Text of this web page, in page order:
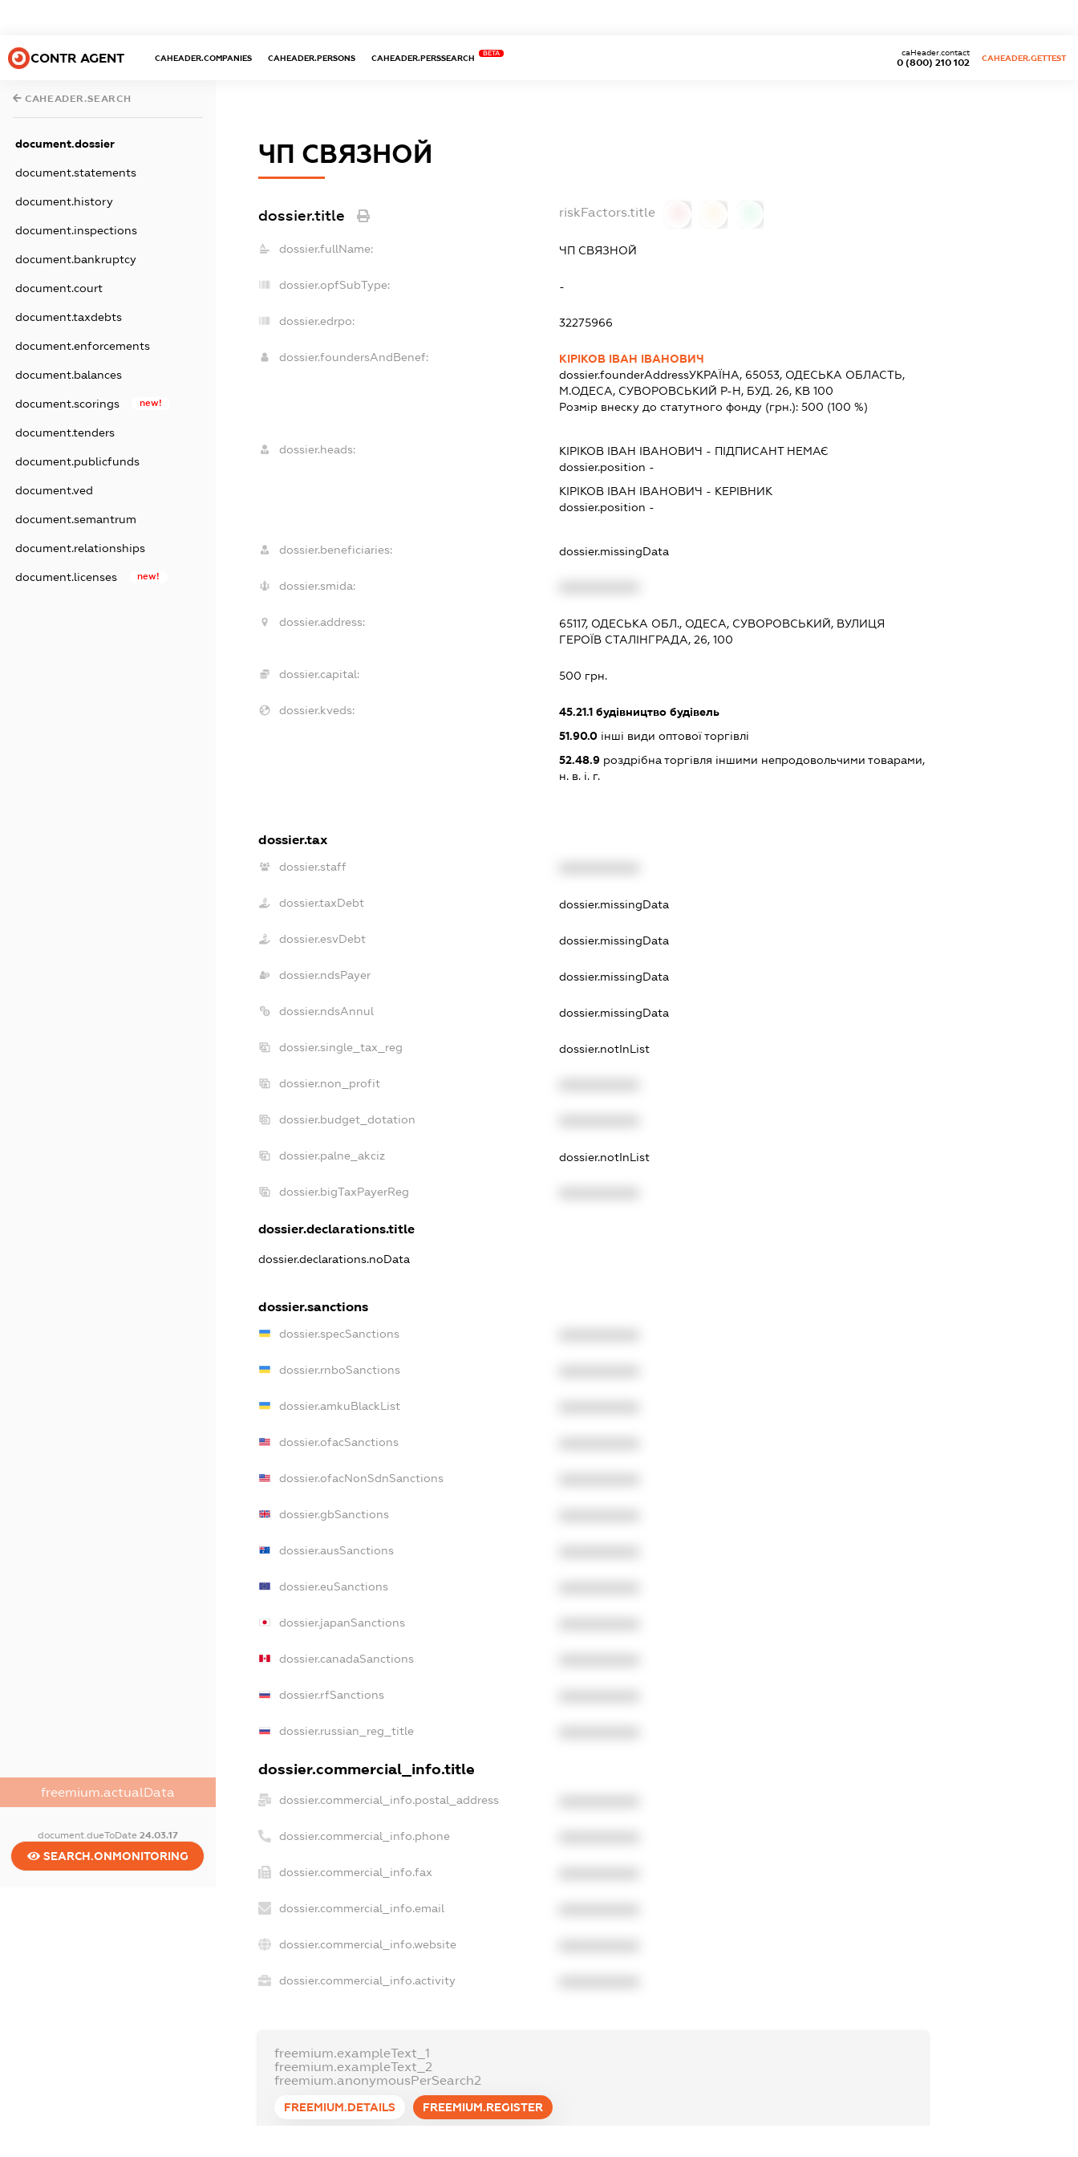
CONTR AGENT CAHEADER.COMPANIES CAHEADER.PERSONS CAHEADER.PERSSEARCH
BETA
0 (800) 210 102
caHeader.contact
CAHEADER.GETTEST
CAHEADER.SEARCH
document.dossier
document.statements
document.history
document.inspections
document.bankruptcy
document.court
document.taxdebts
document.enforcements
document.balances
document.scorings new!
document.tenders
document.publicfunds
document.ved
document.semantrum
document.relationships
document.licenses new!
freemium.actualData
document.dueToDate 24.03.17
SEARCH.ONMONITORING
ЧП СВЯЗНОЙ
dossier.title riskFactors.title
dossier.fullName: ЧП СВЯЗНОЙ
dossier.opfSubType: -
dossier.edrpo: 32275966
dossier.foundersAndBenef:
КІРІКОВ ІВАН ІВАНОВИЧ
dossier.founderAddressУКРАЇНА, 65053, ОДЕСЬКА ОБЛАСТЬ,
М.ОДЕСА, СУВОРОВСЬКИЙ Р-Н, БУД. 26, КВ 100
Розмір внеску до статутного фонду (грн.):500 (100 %)
dossier.heads: КІРІКОВ ІВАН ІВАНОВИЧ - ПІДПИСАНТНЕМАЄ
dossier.position -
КІРІКОВ ІВАН ІВАНОВИЧ - КЕРІВНИК
dossier.position -
dossier.beneficiaries: dossier.missingData
dossier.smida:
dossier.address:
65117, ОДЕСЬКА ОБЛ., ОДЕСА, СУВОРОВСЬКИЙ, ВУЛИЦЯ
ГЕРОЇВ СТАЛІНГРАДА, 26, 100
dossier.capital: 500 грн.
dossier.kveds: 45.21.1 будівництво будівель
51.90.0 інші види оптової торгівлі
52.48.9 роздрібна торгівля іншими непродовольчими товарами,
н. в. і. г.
dossier.tax
dossier.staff
dossier.taxDebt dossier.missingData
dossier.esvDebt dossier.missingData
dossier.ndsPayer dossier.missingData
dossier.ndsAnnul dossier.missingData
dossier.single_tax_reg dossier.notInList
dossier.non_profit
dossier.budget_dotation
dossier.palne_akciz dossier.notInList
dossier.bigTaxPayerReg
dossier.declarations.title
dossier.declarations.noData
dossier.sanctions
dossier.specSanctions
dossier.rnboSanctions
dossier.amkuBlackList
dossier.ofacSanctions
dossier.ofacNonSdnSanctions
dossier.gbSanctions
dossier.ausSanctions
dossier.euSanctions
dossier.japanSanctions
dossier.canadaSanctions
dossier.rfSanctions
dossier.russian_reg_title
dossier.commercial_info.title
dossier.commercial_info.postal_address
dossier.commercial_info.phone
dossier.commercial_info.fax
dossier.commercial_info.email
dossier.commercial_info.website
dossier.commercial_info.activity
freemium.exampleText_1
freemium.exampleText_2
freemium.anonymousPerSearch2
FREEMIUM.DETAILS FREEMIUM.REGISTER